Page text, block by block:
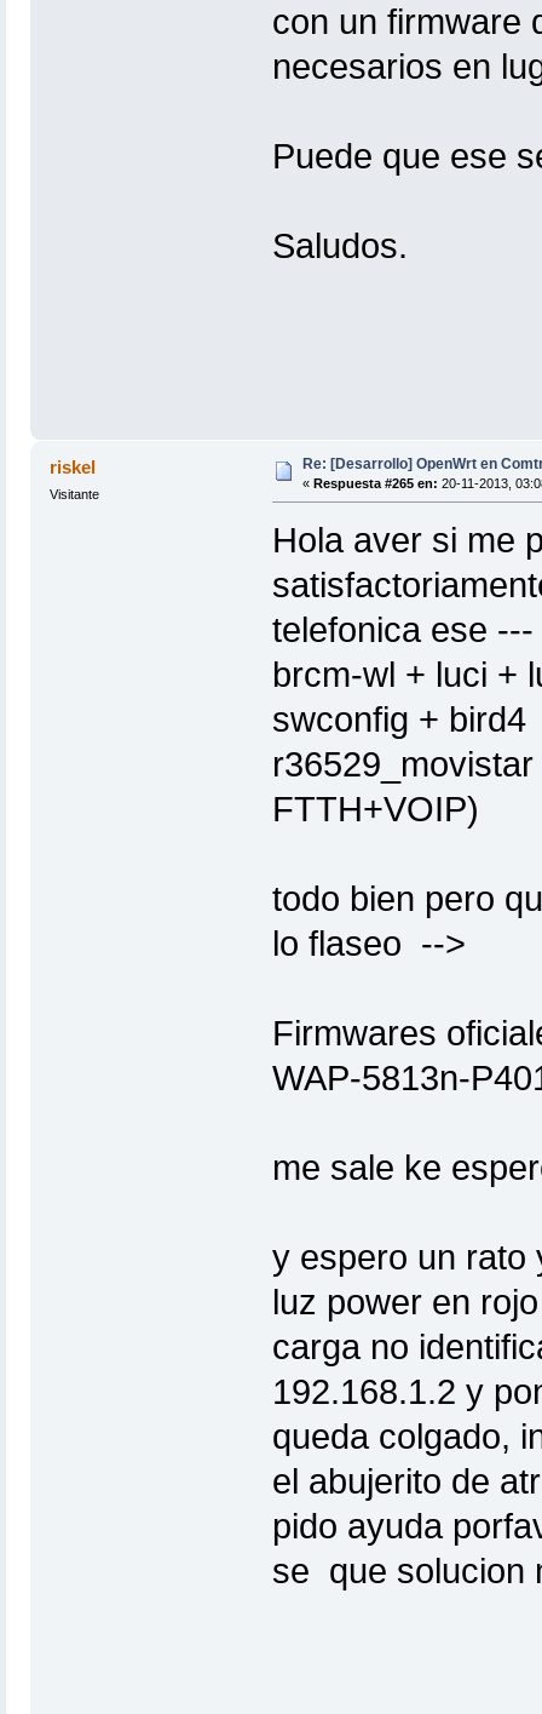
con un firmware
necesarios en
Puede que ese
Saludos.
riskel
Visitante
Re: [Desarrollo] OpenWrt en
« Respuesta #265 en: 20-11-2013,
Hola aver si me
telefonica ese
brcm-wl + luci +
swconfig + bird4
FTTH+VOIP)
todo bien pero
lo flaseo -->
Firmwares
WAP-5813n-
me sale ke
y espero un rato
luz power en
carga no
192.168.1.2 y
queda colgado,
el abujerito de
pido ayuda
se que solucion